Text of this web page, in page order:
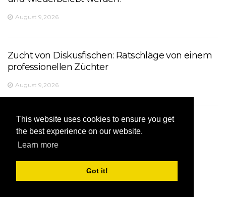
This website uses cookies to ensure you get
the best experience on our website.
Learn more
Got it!
August 9,2026
Zucht von Diskusfischen: Ratschläge von einem
professionellen Züchter
August 9,2026
So richten Sie eine Wurfkiste und Welpen
erfolgreich ein